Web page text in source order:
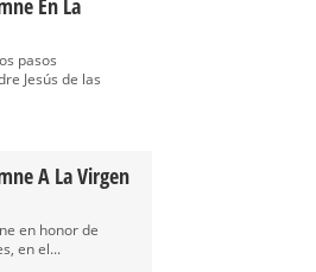
En La
pasos
Jesús de las
A La Virgen
en honor de
en el...